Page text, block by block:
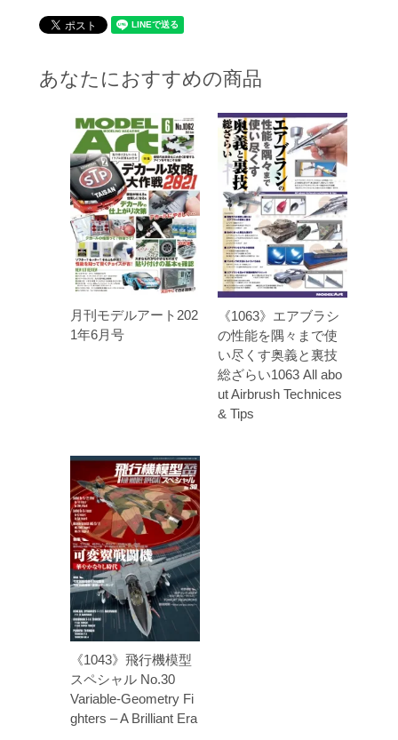
あなたにおすすめの商品
月刊モデルアート202
1年6月号
《1063》エアブラシ
の性能を隅々まで使
い尽くす奥義と裏技
総ざらい1063 All abo
ut Airbrush Technices
& Tips
《1043》飛行機模型
スペシャル No.30
Variable-Geometry Fi
ghters – A Brilliant Era